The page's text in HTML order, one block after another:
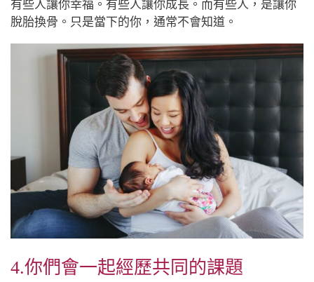
有些人讓你幸福。有些人讓你成長。而有些人，是讓你
脫胎換骨。只是當下的你，通常不會知道。
4.你們會一起經歷共同的課題